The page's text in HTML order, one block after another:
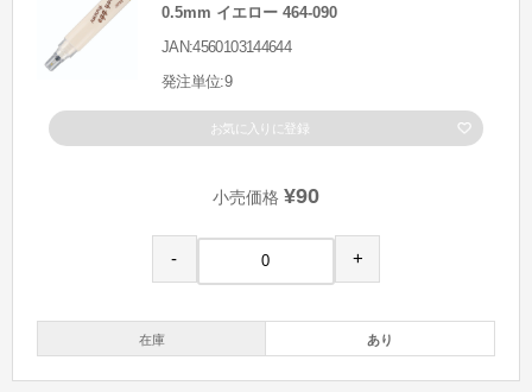
0.5mm イエロー 464-090
JAN:4560103144644
発注単位:9
お気に入りに登録
小売価格 ¥90
- +
在庫 あり